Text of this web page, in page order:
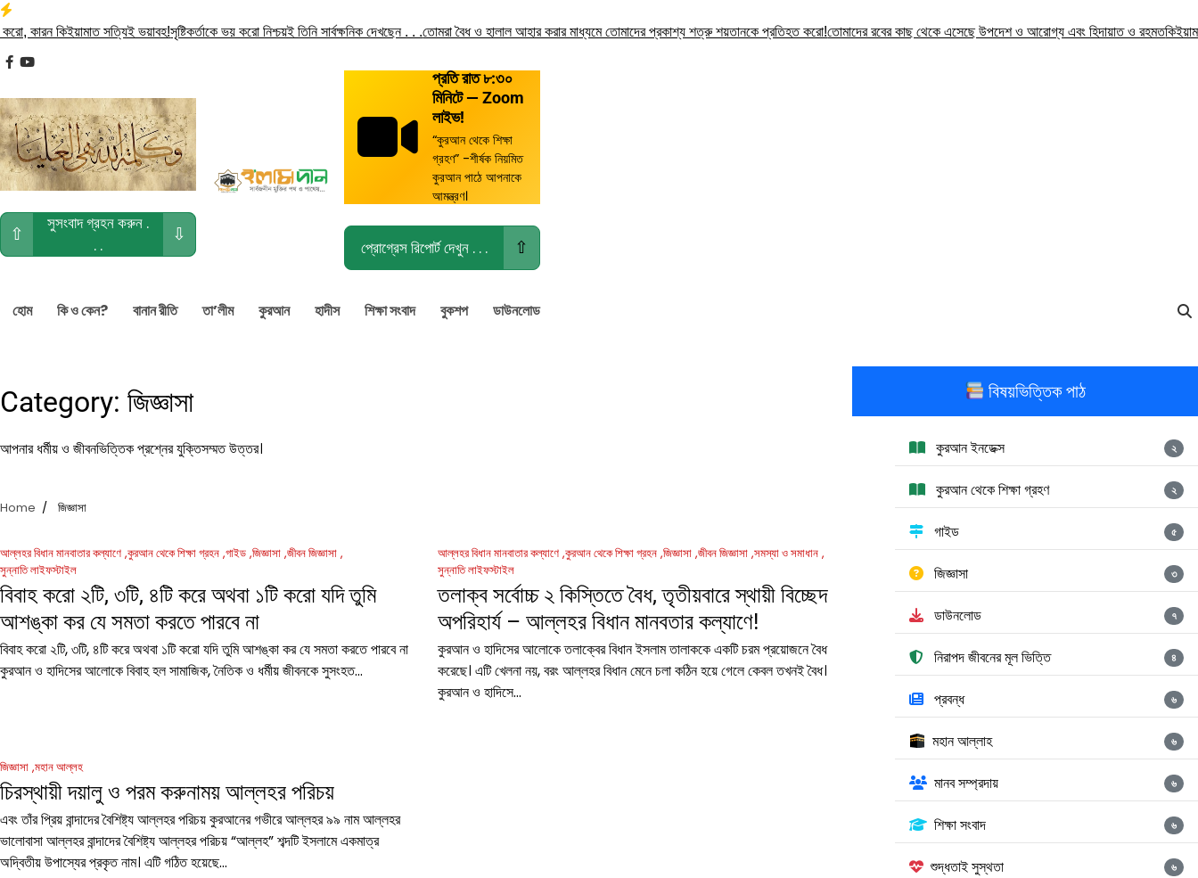
Skip
to
content
কিইয়ামাত সত্যিই ভয়াবহ!সৃষ্টিকর্তাকে ভয় করো নিশ্চয়ই তিনি সার্বক্ষনিক দেখছেন . . . তোমরা বৈধ ও হালাল আহার করার মাধ্যমে তোমাদের প্রকাশ্য শত্রু শয়তানকে প্রতিহত করো!তোমাদের রবের কাছ থেকে এসেছে উপদেশ ও আরোগ্য এবং হিদায়াত ও রহমতকিইয়ামাত
facebook
youtube
⇧
সুসংবাদ গ্রহন করুন .
. .
⇩
প্রতি রাত ৮:৩০
মিনিটে — Zoom
লাইভ!
“কুরআন থেকে শিক্ষা
গ্রহণ” -শীর্ষক নিয়মিত
কুরআন পাঠে আপনাকে
আমন্ত্রণ।
প্রোগ্রেস রিপোর্ট দেখুন . . . ⇧
হোম কি ও কেন? বানান রীতি তা’লীম কুরআন হাদীস শিক্ষা সংবাদ বুকশপ ডাউনলোড
Category: জিজ্ঞাসা
আপনার ধর্মীয় ও জীবনভিত্তিক প্রশ্নের যুক্তিসম্মত উত্তর।
Home জিজ্ঞাসা
আল্লহর বিধান মানবাতার কল্যাণে কুরআন থেকে শিক্ষা গ্রহন গাইড জিজ্ঞাসা জীবন জিজ্ঞাসা
সুন্নাতি লাইফস্টাইল
বিবাহ করো ২টি, ৩টি, ৪টি করে অথবা ১টি করো যদি তুমি
আশঙ্কা কর যে সমতা করতে পারবে না
বিবাহ করো ২টি, ৩টি, ৪টি করে অথবা ১টি করো যদি তুমি আশঙ্কা কর যে সমতা করতে পারবে না
কুরআন ও হাদিসের আলোকে বিবাহ হল সামাজিক, নৈতিক ও ধর্মীয় জীবনকে সুসংহত…
আল্লহর বিধান মানবাতার কল্যাণে কুরআন থেকে শিক্ষা গ্রহন জিজ্ঞাসা জীবন জিজ্ঞাসা সমস্যা ও সমাধান
সুন্নাতি লাইফস্টাইল
তলাক্ব সর্বোচ্চ ২ কিস্তিতে বৈধ, তৃতীয়বারে স্থায়ী বিচ্ছেদ
অপরিহার্য – আল্লহর বিধান মানবতার কল্যাণে!
কুরআন ও হাদিসের আলোকে তলাক্বের বিধান ইসলাম তালাককে একটি চরম প্রয়োজনে বৈধ
করেছে। এটি খেলনা নয়, বরং আল্লহর বিধান মেনে চলা কঠিন হয়ে গেলে কেবল তখনই বৈধ।
কুরআন ও হাদিসে…
জিজ্ঞাসা মহান আল্লহ
চিরস্থায়ী দয়ালু ও পরম করুনাময় আল্লহর পরিচয়
এবং তাঁর প্রিয় বান্দাদের বৈশিষ্ট্য আল্লহর পরিচয় কুরআনের গভীরে আল্লহর ৯৯ নাম আল্লহর
ভালোবাসা আল্লহর বান্দাদের বৈশিষ্ট্য আল্লহর পরিচয় “আল্লহ” শব্দটি ইসলামে একমাত্র
অদ্বিতীয় উপাস্যের প্রকৃত নাম। এটি গঠিত হয়েছে…
বিষয়ভিত্তিক পাঠ
কুরআন ইনডেক্স ২
কুরআন থেকে শিক্ষা গ্রহণ ২
গাইড ৫
জিজ্ঞাসা ৩
ডাউনলোড ৭
নিরাপদ জীবনের মূল ভিত্তি ৪
প্রবন্ধ ৬
মহান আল্লাহ ৬
মানব সম্প্রদায় ৬
শিক্ষা সংবাদ ৬
শুদ্ধতাই সুস্থতা ৬